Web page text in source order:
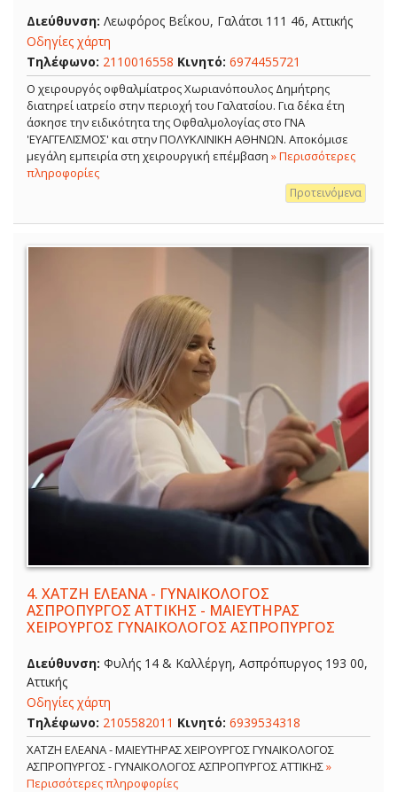
Διεύθυνση: Λεωφόρος Βεΐκου, Γαλάτσι 111 46, Αττικής
Οδηγίες χάρτη
Τηλέφωνο: 2110016558 Κινητό: 6974455721
Ο χειρουργός οφθαλμίατρος Χωριανόπουλος Δημήτρης
διατηρεί ιατρείο στην περιοχή του Γαλατσίου. Για δέκα έτη
άσκησε την ειδικότητα της Οφθαλμολογίας στο ΓΝΑ
'ΕΥΑΓΓΕΛΙΣΜΟΣ' και στην ΠΟΛΥΚΛΙΝΙΚΗ ΑΘΗΝΩΝ. Αποκόμισε
μεγάλη εμπειρία στη χειρουργική επέμβαση » Περισσότερες
πληροφορίες
Προτεινόμενα
4. ΧΑΤΖΗ ΕΛΕΑΝΑ - ΓΥΝΑΙΚΟΛΟΓΟΣ
ΑΣΠΡΟΠΥΡΓΟΣ ΑΤΤΙΚΗΣ - ΜΑΙΕΥΤΗΡΑΣ
ΧΕΙΡΟΥΡΓΟΣ ΓΥΝΑΙΚΟΛΟΓΟΣ ΑΣΠΡΟΠΥΡΓΟΣ
Διεύθυνση: Φυλής 14 & Καλλέργη, Ασπρόπυργος 193 00,
Αττικής
Οδηγίες χάρτη
Τηλέφωνο: 2105582011 Κινητό: 6939534318
ΧΑΤΖΗ ΕΛΕΑΝΑ - ΜΑΙΕΥΤΗΡΑΣ ΧΕΙΡΟΥΡΓΟΣ ΓΥΝΑΙΚΟΛΟΓΟΣ
ΑΣΠΡΟΠΥΡΓΟΣ - ΓΥΝΑΙΚΟΛΟΓΟΣ ΑΣΠΡΟΠΥΡΓΟΣ ΑΤΤΙΚΗΣ»
Περισσότερες πληροφορίες